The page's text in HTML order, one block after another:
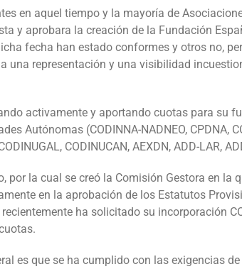
en aquel tiempo y la mayoría de
y aprobara la creación de la Fundación
fecha han estado conformes y otros no,
una representación y una visibilidad
activamente y aportando cuotas para su
Autónomas (CODINNA-NADNEO, CPDNA,
CODINUCAN, AEXDN, ADD-LAR,
por la cual se creó la Comisión Gestora en la
en la aprobación de los Estatutos
ha solicitado su incorporación
es que se ha cumplido con las exigencias de